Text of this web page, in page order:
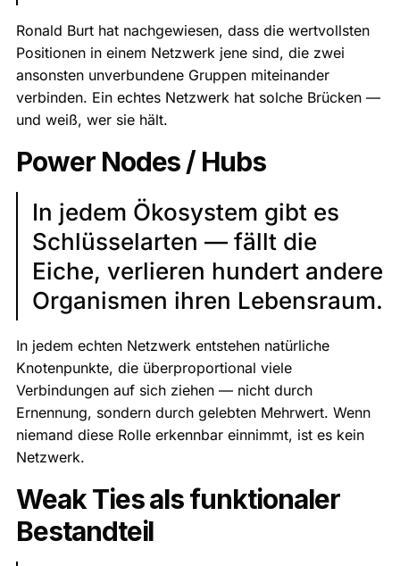
Ronald Burt hat nachgewiesen, dass die wertvollsten
Positionen in einem Netzwerk jene sind, die zwei
ansonsten unverbundene Gruppen miteinander
verbinden. Ein echtes Netzwerk hat solche Brücken —
und weiß, wer sie hält.
Power Nodes / Hubs
In jedem Ökosystem gibt es
Schlüsselarten — fällt die
Eiche, verlieren hundert andere
Organismen ihren Lebensraum.
In jedem echten Netzwerk entstehen natürliche
Knotenpunkte, die überproportional viele
Verbindungen auf sich ziehen — nicht durch
Ernennung, sondern durch gelebten Mehrwert. Wenn
niemand diese Rolle erkennbar einnimmt, ist es kein
Netzwerk.
Weak Ties als funktionaler
Bestandteil